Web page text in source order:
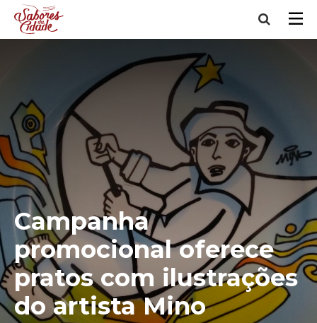
Campanha
promocional oferece
pratos com ilustrações
do artista Mino